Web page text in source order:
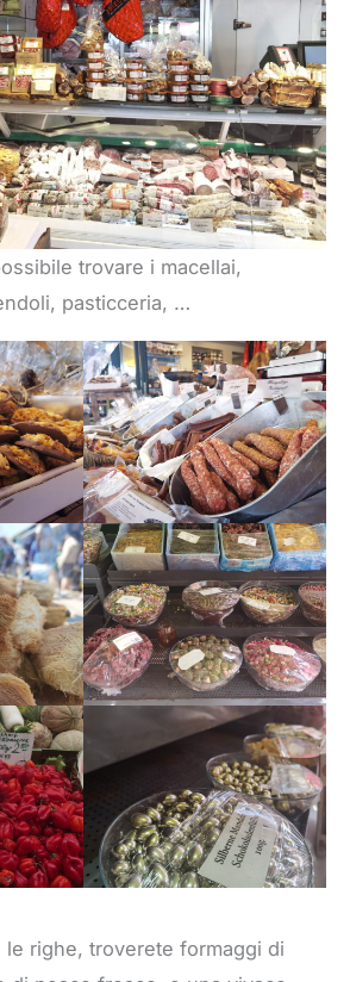
trovare i macellai,
pasticceria, …
le righe, troverete formaggi di